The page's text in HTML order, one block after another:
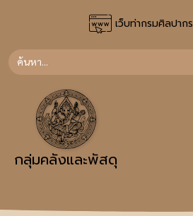
เว็บท่ากรมศิลปากร
กลุ่มคลังและพัสดุ